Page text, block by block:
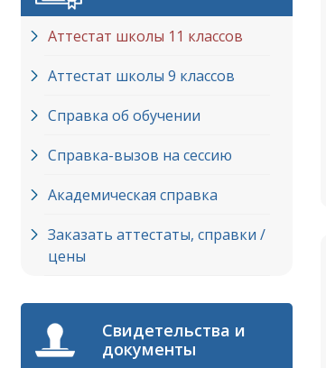
Аттестат школы 11 классов
Аттестат школы 9 классов
Справка об обучении
Справка-вызов на сессию
Академическая справка
Заказать аттестаты, справки /
цены
Свидетельства и
документы